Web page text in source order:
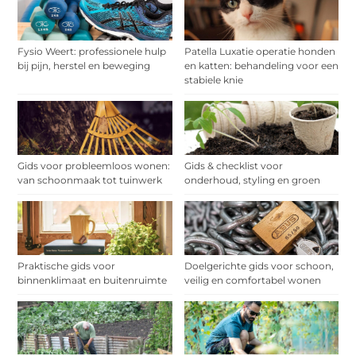
Fysio Weert: professionele hulp
bij pijn, herstel en beweging
Patella Luxatie operatie honden
en katten: behandeling voor een
stabiele knie
Gids voor probleemloos wonen:
van schoonmaak tot tuinwerk
Gids & checklist voor
onderhoud, styling en groen
Praktische gids voor
binnenklimaat en buitenruimte
Doelgerichte gids voor schoon,
veilig en comfortabel wonen